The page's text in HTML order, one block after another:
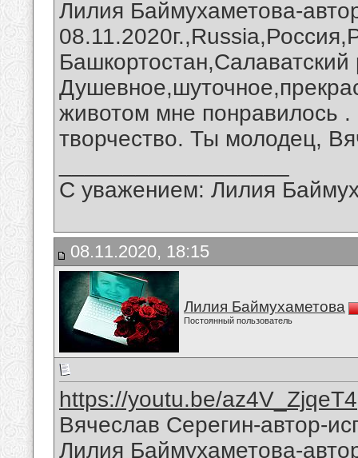
Лилия Баймухаметова-
животом мне понравилось
творчество. Ты молодец,
С уважением: Лилия
08.11.2020, 18:15
Лилия Баймухаметова
Постоянный пользователь
https://youtu.be/az4V_ZjqeT4
Вячеслав Серегин-автор-
Лилия Баймухаметова-